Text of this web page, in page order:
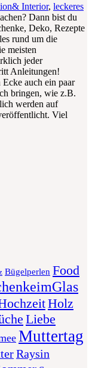
Interior, leckeres
Dann bist du
Deko, Rezepte
rund um die
meisten
jeder
Anleitungen!
auch ein paar
bringen, wie z.B.
werden auf
Viel
Bügelperlen Food
Holz
Liebe
Muttertag
Raysin